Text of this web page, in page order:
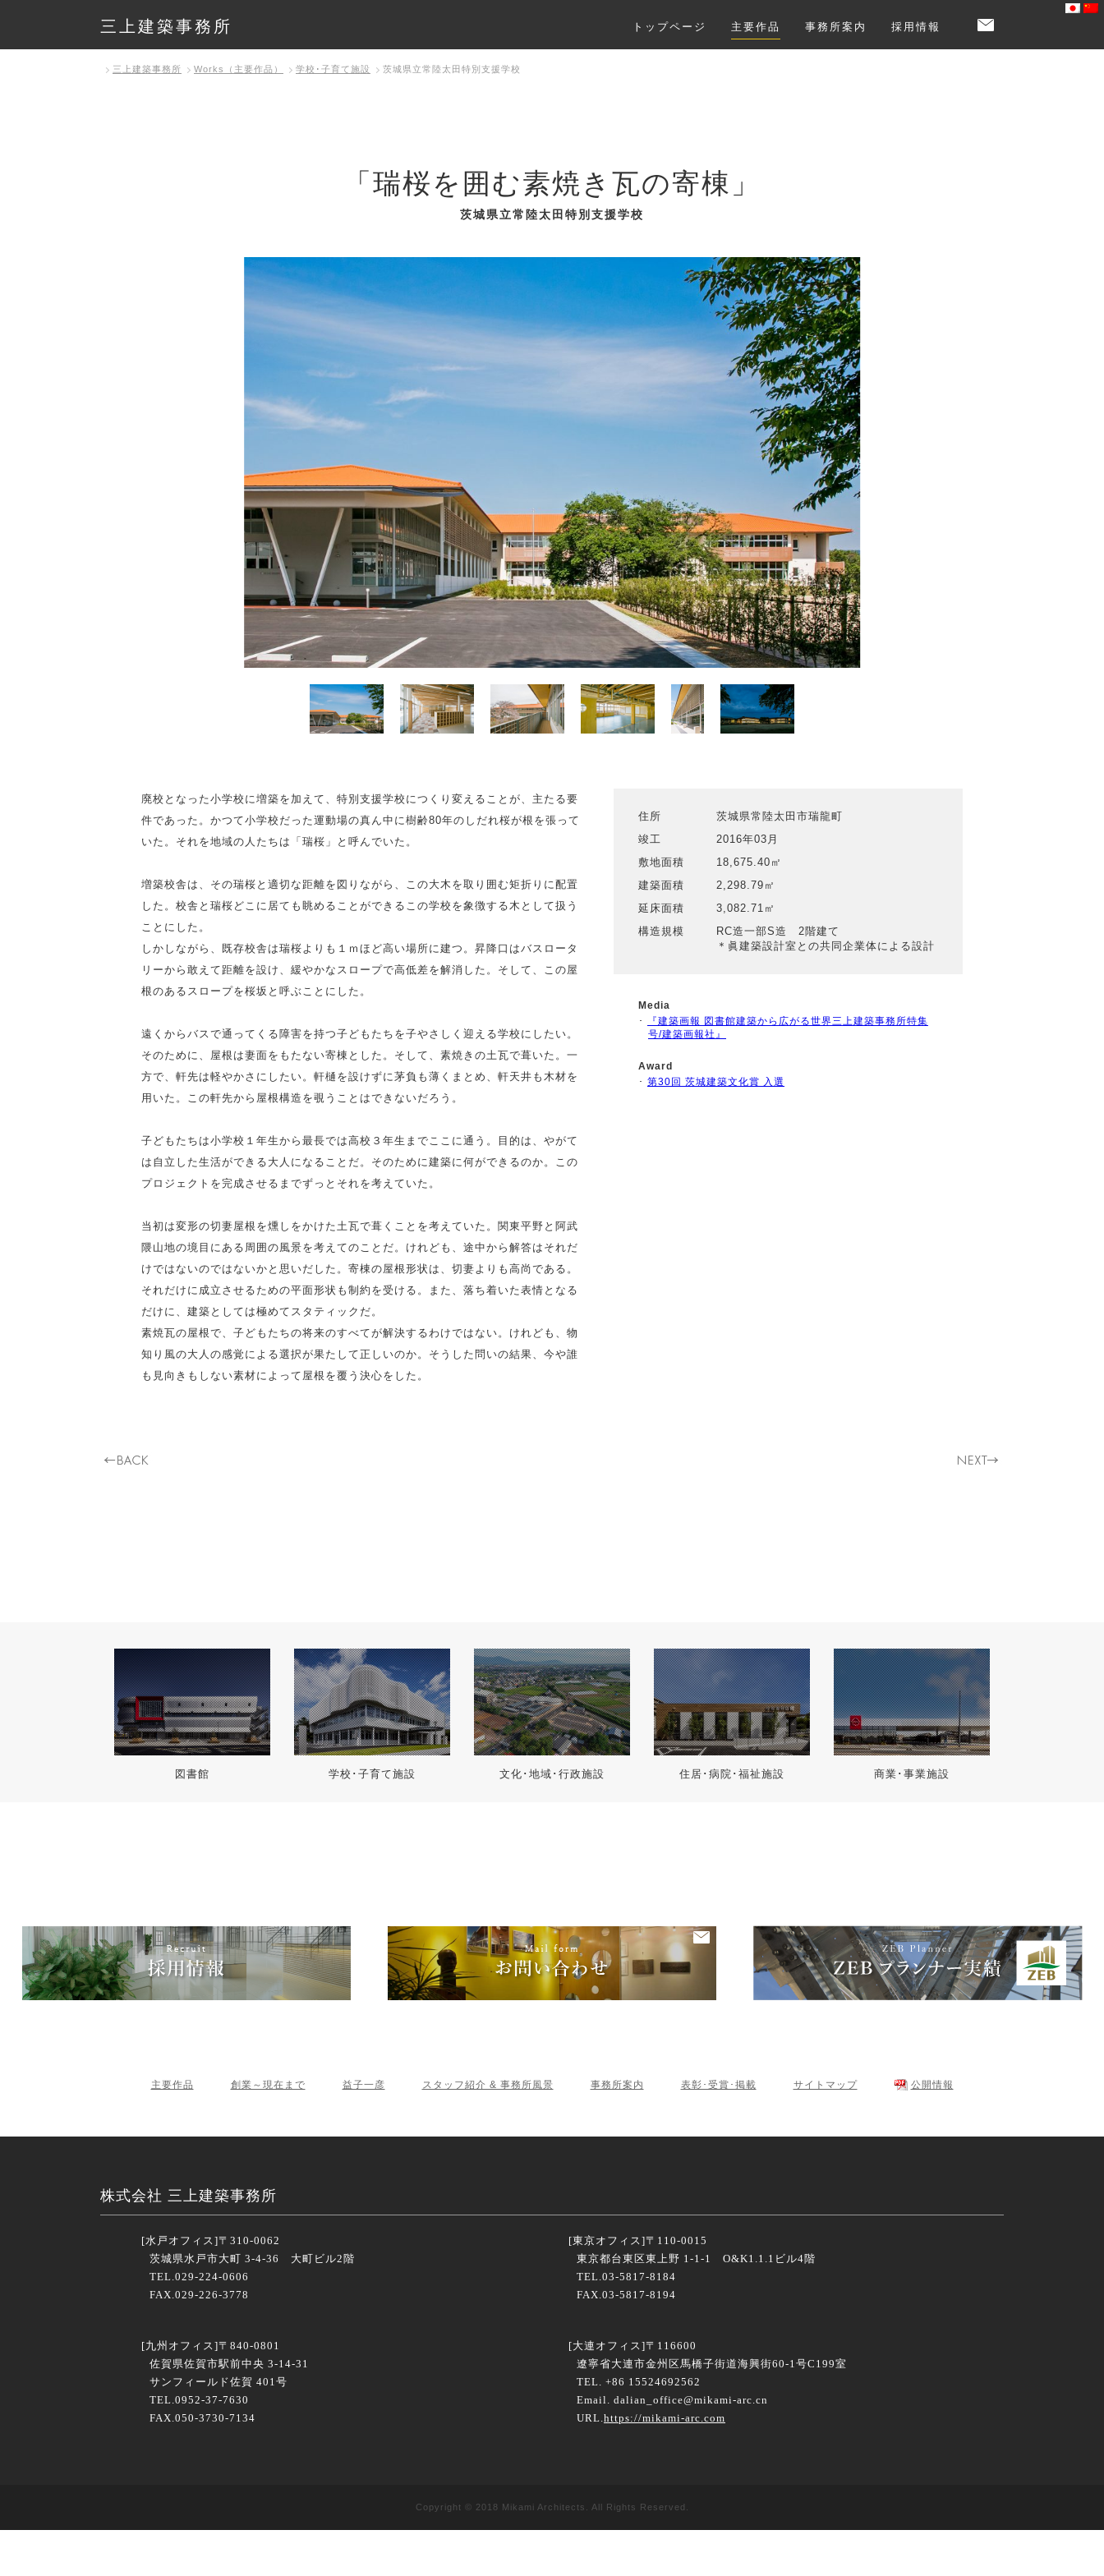
三上建築事務所 トップページ 主要作品 事務所案内 採用情報
三上建築事務所 Works（主要作品） 学校･子育て施設 茨城県立常陸太田特別支援学校
「瑞桜を囲む素焼き瓦の寄棟」
茨城県立常陸太田特別支援学校
廃校となった小学校に増築を加えて、特別支援学校につくり変えることが、主たる要
件であった。かつて小学校だった運動場の真ん中に樹齢80年のしだれ桜が根を張って
いた。それを地域の人たちは「瑞桜」と呼んでいた。
増築校舎は、その瑞桜と適切な距離を図りながら、この大木を取り囲む矩折りに配置
した。校舎と瑞桜どこに居ても眺めることができるこの学校を象徴する木として扱う
ことにした。
しかしながら、既存校舎は瑞桜よりも１ｍほど高い場所に建つ。昇降口はバスロータ
リーから敢えて距離を設け、緩やかなスロープで高低差を解消した。そして、この屋
根のあるスロープを桜坂と呼ぶことにした。
遠くからバスで通ってくる障害を持つ子どもたちを子やさしく迎える学校にしたい。
そのために、屋根は妻面をもたない寄棟とした。そして、素焼きの土瓦で葺いた。一
方で、軒先は軽やかさにしたい。軒樋を設けずに茅負も薄くまとめ、軒天井も木材を
用いた。この軒先から屋根構造を覗うことはできないだろう。
子どもたちは小学校１年生から最長では高校３年生までここに通う。目的は、やがて
は自立した生活ができる大人になることだ。そのために建築に何ができるのか。この
プロジェクトを完成させるまでずっとそれを考えていた。
当初は変形の切妻屋根を燻しをかけた土瓦で葺くことを考えていた。関東平野と阿武
隈山地の境目にある周囲の風景を考えてのことだ。けれども、途中から解答はそれだ
けではないのではないかと思いだした。寄棟の屋根形状は、切妻よりも高尚である。
それだけに成立させるための平面形状も制約を受ける。また、落ち着いた表情となる
だけに、建築としては極めてスタティックだ。
素焼瓦の屋根で、子どもたちの将来のすべてが解決するわけではない。けれども、物
知り風の大人の感覚による選択が果たして正しいのか。そうした問いの結果、今や誰
も見向きもしない素材によって屋根を覆う決心をした。
住所
茨城県常陸太田市瑞龍町
竣工
2016年03月
敷地面積
18,675.40㎡
建築面積
2,298.79㎡
延床面積
3,082.71㎡
構造規模
RC造一部S造 2階建て
＊眞建築設計室との共同企業体による設計
Media
･
『建築画報 図書館建築から広がる世界三上建築事務所特集
号/建築画報社』
Award
･ 第30回 茨城建築文化賞 入選
図書館 学校･子育て施設 文化･地域･行政施設 住居･病院･福祉施設 商業･事業施設
主要作品 創業～現在まで 益子一彦 スタッフ紹介 & 事務所風景 事務所案内 表彰･受賞･掲載 サイトマップ 公開情報
株式会社 三上建築事務所
[水戸オフィス]〒310-0062
茨城県水戸市大町 3-4-36 大町ビル2階
TEL.029-224-0606
FAX.029-226-3778
[東京オフィス]〒110-0015
東京都台東区東上野 1-1-1 O&K1.1.1ビル4階
TEL.03-5817-8184
FAX.03-5817-8194
[九州オフィス]〒840-0801
佐賀県佐賀市駅前中央 3-14-31
サンフィールド佐賀 401号
TEL.0952-37-7630
FAX.050-3730-7134
[大連オフィス]〒116600
遼寧省大連市金州区馬橋子街道海興街60-1号C199室
TEL. +86 15524692562
Email. dalian_office@mikami-arc.cn
URL.https://mikami-arc.com
Copyright © 2018 Mikami Architects. All Rights Reserved.